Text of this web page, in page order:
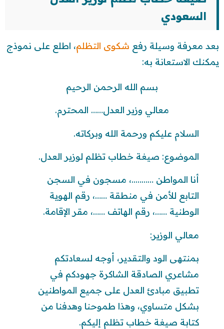
السعودي
بعد معرفة وسيلة رفع شكوى التظلم، اطلع على نموذج
يمكنك الاستعانة به:
بسم الله الرحمن الرحيم
معالي وزير العدل…… المحترم.
السلام عليكم ورحمة الله وبركاته.
الموضوع: صيغة خطاب تظلم لوزير العدل.
أنا المواطن ………..، مسجون في السجن
التابع للأمن في منطقة ……، رقم الهوية
الوطنية ……، رقم الهاتف ……، مقر الإقامة.
معالي الوزير:
بمنتهى الود والتقدير، أوجه لسعادتكم
مشاعري الصادقة الشاكرة جهودكم في
تطبيق مبادئ العدل على جميع المواطنين
بشكل متساوي، وهذا طموحنا وهدفنا من
كتابة صيغة خطاب تظلم إليكم.